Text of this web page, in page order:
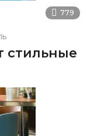
779
стильные